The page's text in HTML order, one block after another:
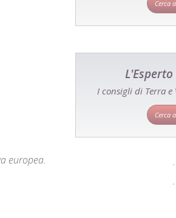
europea.
Cerca
I consigli di Terra
Cerca